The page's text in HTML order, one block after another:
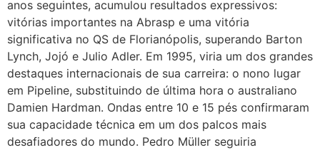
anos seguintes, acumulou resultados expressivos:
vitórias importantes na Abrasp e uma vitória
significativa no QS de Florianópolis, superando Barton
Lynch, Jojó e Julio Adler. Em 1995, viria um dos grandes
destaques internacionais de sua carreira: o nono lugar
em Pipeline, substituindo de última hora o australiano
Damien Hardman. Ondas entre 10 e 15 pés confirmaram
sua capacidade técnica em um dos palcos mais
desafiadores do mundo. Pedro Müller seguiria